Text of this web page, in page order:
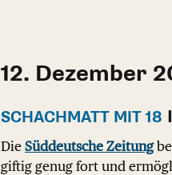
12. Dezember
SCHACHMATT MIT 18
Die Süddeutsche Zeitung
giftig genug fort und